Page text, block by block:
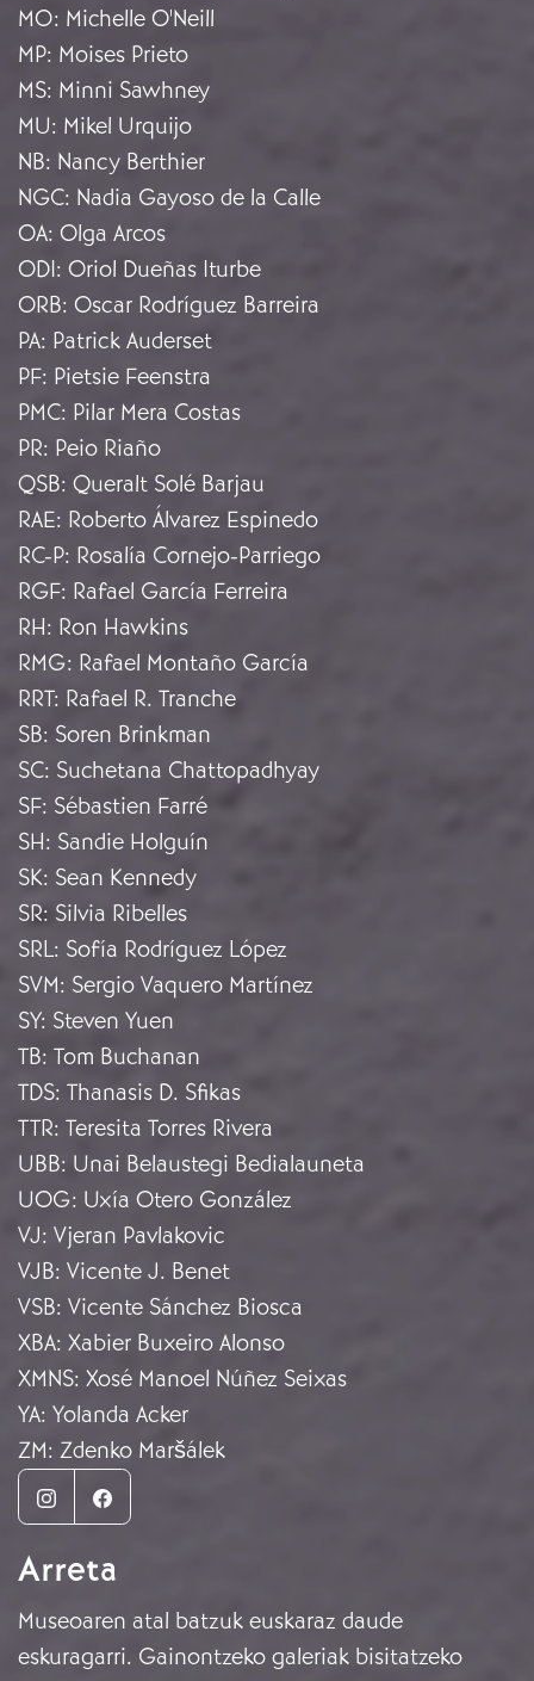
MO: Michelle O'Neill
MP: Moises Prieto
MS: Minni Sawhney
MU: Mikel Urquijo
NB: Nancy Berthier
NGC: Nadia Gayoso de la Calle
OA: Olga Arcos
ODI: Oriol Dueñas Iturbe
ORB: Oscar Rodríguez Barreira
PA: Patrick Auderset
PF: Pietsie Feenstra
PMC: Pilar Mera Costas
PR: Peio Riaño
QSB: Queralt Solé Barjau
RAE: Roberto Álvarez Espinedo
RC-P: Rosalía Cornejo-Parriego
RGF: Rafael García Ferreira
RH: Ron Hawkins
RMG: Rafael Montaño García
RRT: Rafael R. Tranche
SB: Soren Brinkman
SC: Suchetana Chattopadhyay
SF: Sébastien Farré
SH: Sandie Holguín
SK: Sean Kennedy
SR: Silvia Ribelles
SRL: Sofía Rodríguez López
SVM: Sergio Vaquero Martínez
SY: Steven Yuen
TB: Tom Buchanan
TDS: Thanasis D. Sfikas
TTR: Teresita Torres Rivera
UBB: Unai Belaustegi Bedialauneta
UOG: Uxía Otero González
VJ: Vjeran Pavlakovic
VJB: Vicente J. Benet
VSB: Vicente Sánchez Biosca
XBA: Xabier Buxeiro Alonso
XMNS: Xosé Manoel Núñez Seixas
YA: Yolanda Acker
ZM: Zdenko Maršálek
InstagramFacebook
Arreta
Museoaren atal batzuk euskaraz daude
eskuragarri. Gainontzeko galeriak bisitatzeko